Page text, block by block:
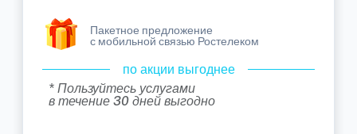
Пакетное предложение
с мобильной связью Ростелеком
по акции выгоднее
* Пользуйтесь услугами
в течение 30 дней выгодно